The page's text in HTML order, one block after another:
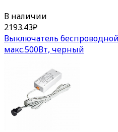
В наличии
2193.43₽
Выключатель
макс.500Вт, черный